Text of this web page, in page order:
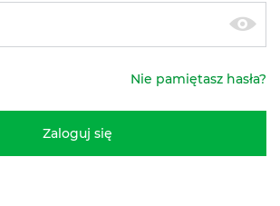
Nie pamiętasz hasła?
Zaloguj się